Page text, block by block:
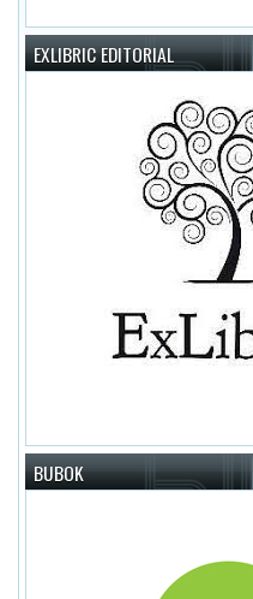
EXLIBRIC EDITORIAL
BUBOK